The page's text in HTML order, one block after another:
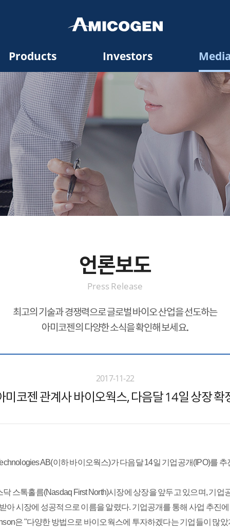
Products Investors
언론보도
Press Release
최고의 기술과 경쟁력으로 글로벌 바이오 산업을 선도하는
아미코젠의 다양한 소식을 확인해 보세요.
2017-11-22
미코젠 관계사 바이오웍스, 다음달 14일 상장 확
AB(이하 바이오웍스)가 다음달 14일 기업공개(IPO)를 추
스톡홀름(Nasdaq First North)시장에 상장을 앞두고 있으며, 기
아 시장에 성공적으로 이름을 알렸다. 기업공개를 통해 사업 추진
은 "다양한 방법으로 바이오웍스에 투자하겠다는 기업들이 많